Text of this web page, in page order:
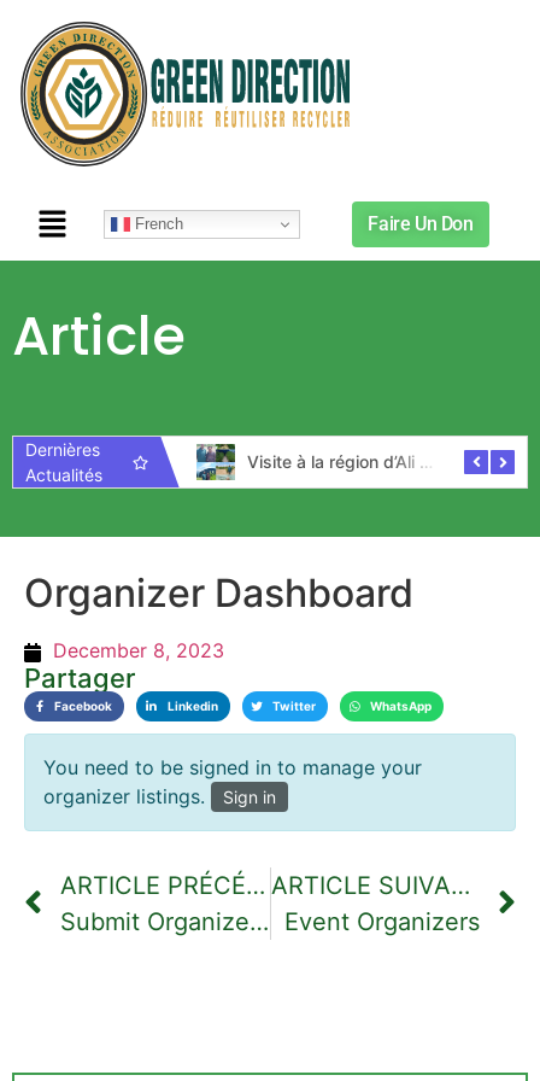
French Faire Un Don
Article
Dernières
Actualités
Early Warning Initiative workshop Visite à la région d’Ali Sabieh – Djibouti
Organizer Dashboard
December 8, 2023
Partager
Facebook Linkedin Twitter WhatsApp
You need to be signed in to manage your
organizer listings.
Sign in
ARTICLE PRÉCÉDENT
Submit Organizer Form
ARTICLE SUIVANT
Event Organizers